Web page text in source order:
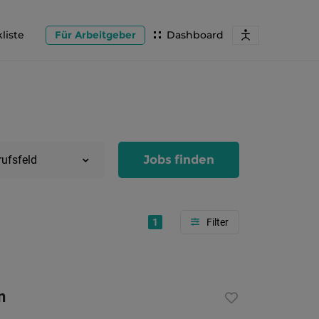
Dashboard
Für Arbeitgeber
Jobs finden
1